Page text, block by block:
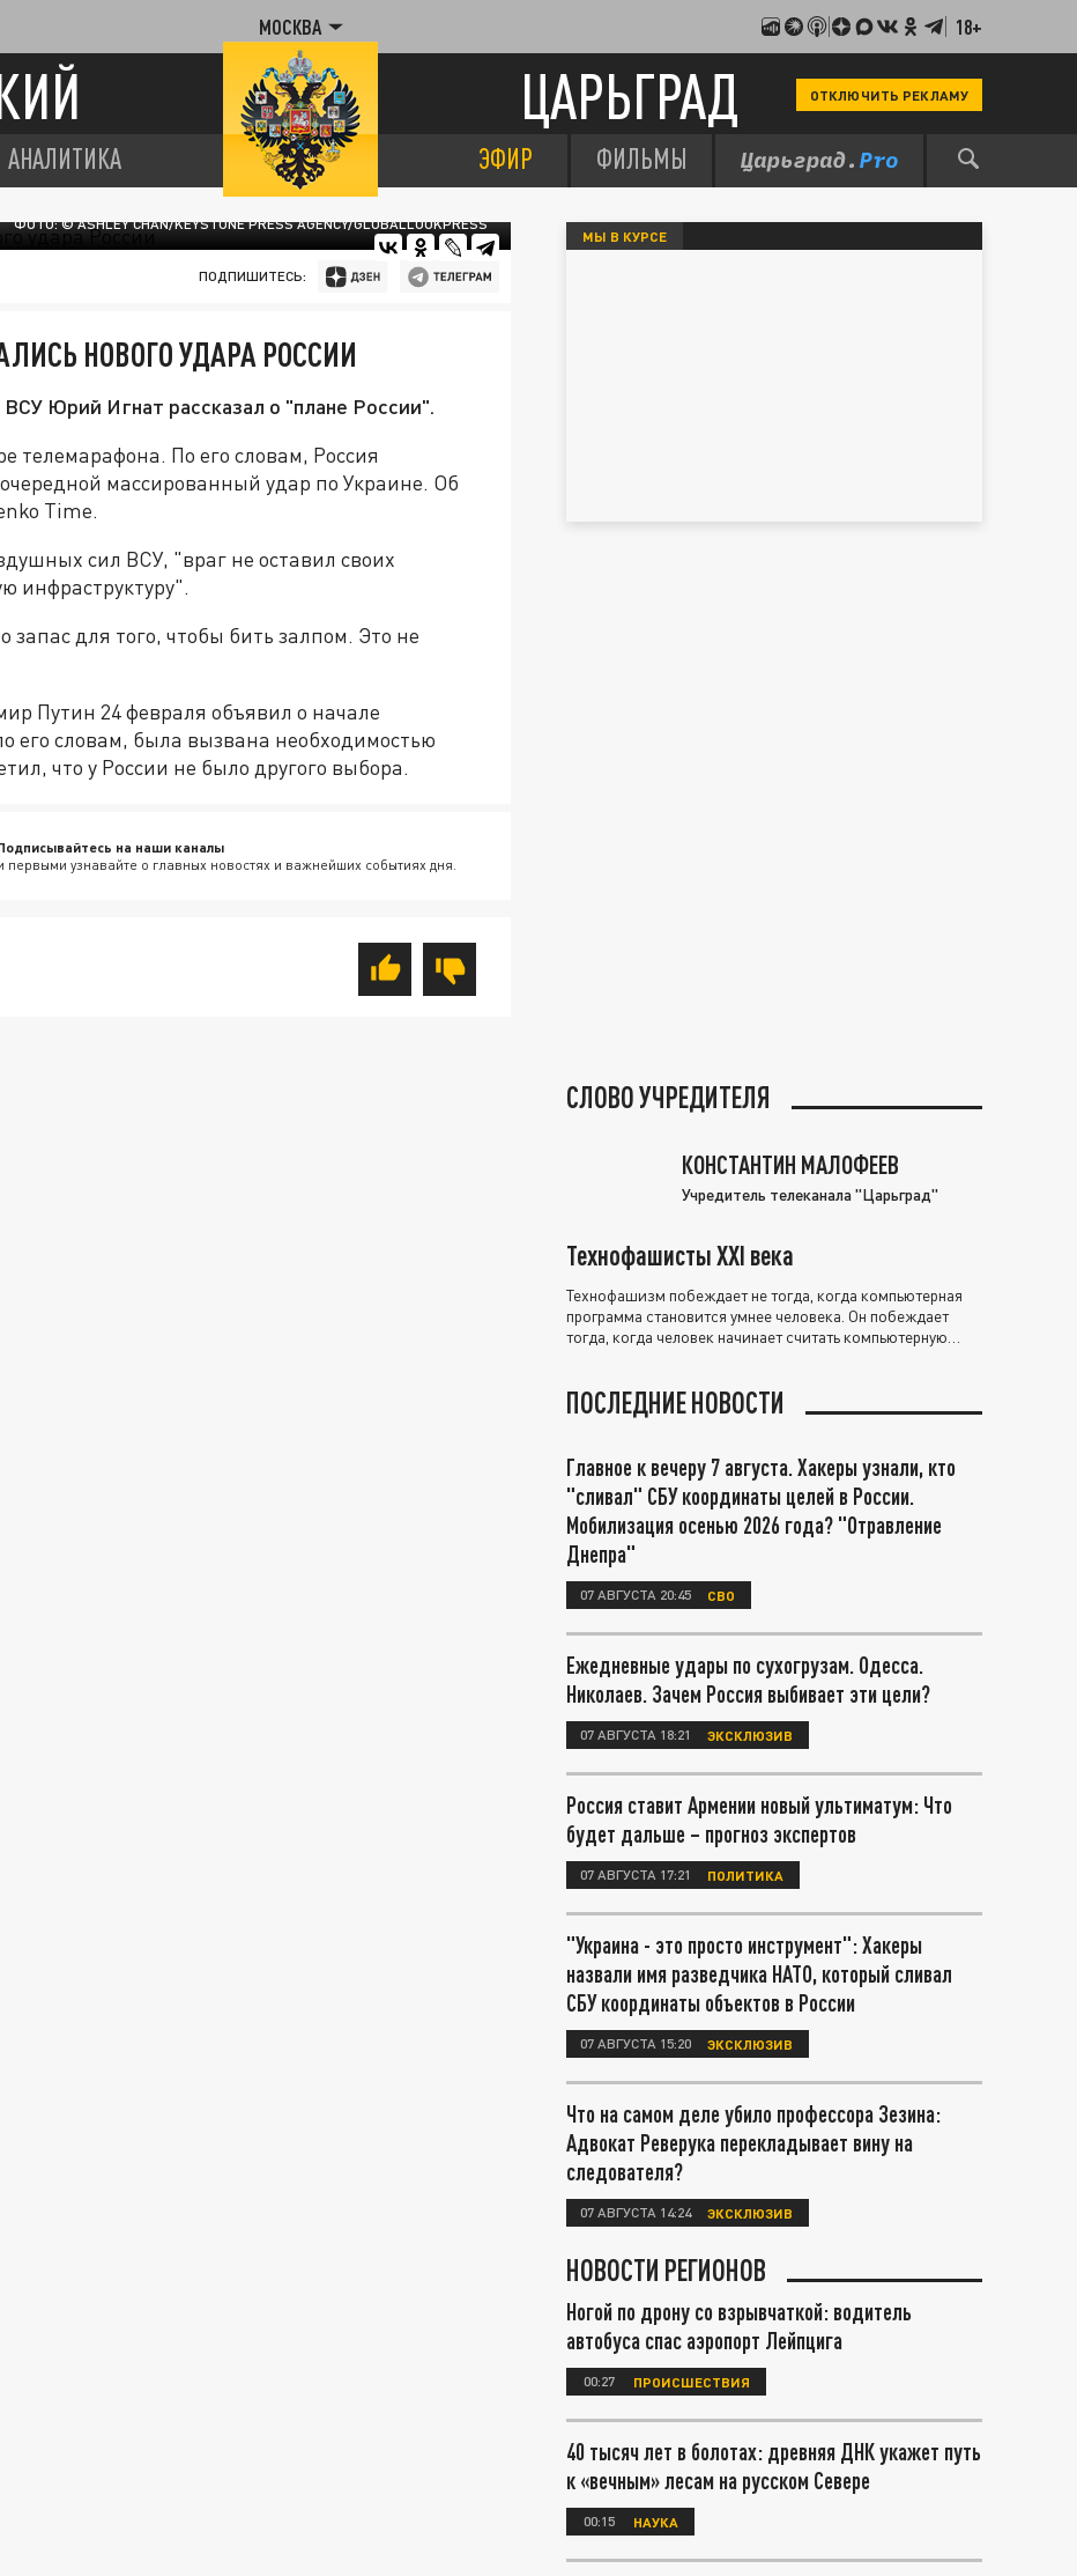
МОСКВА 18+
ЦАРЬГРАД ОТКЛЮЧИТЬ РЕКЛАМУ
АНАЛИТИКА ЭФИР ФИЛЬМЫ
ФОТО: © ASHLEY CHAN/KEYSTONE PRESS AGENCY/GLOBALLOOKPRESS
ПОДПИШИТЕСЬ:
НОВОГО УДАРА РОССИИ
Юрий Игнат рассказал о "плане России".
телемарафона. По его словам, Россия
массированный удар по Украине. Об
Time.
сил ВСУ, "враг не оставил своих
инфраструктуру".
для того, чтобы бить залпом. Это не
Путин 24 февраля объявил о начале
его словам, была вызвана необходимостью
что у России не было другого выбора.
на наши каналы
первыми узнавайте о главных новостях и важнейших событиях дня.
МЫ В КУРСЕ
СЛОВО УЧРЕДИТЕЛЯ
КОНСТАНТИН МАЛОФЕЕВ
Учредитель телеканала "Царьград"
Технофашисты XXI века
Технофашизм побеждает не тогда, когда компьютерная
программа становится умнее человека. Он побеждает
тогда, когда человек начинает считать компьютерную
ПОСЛЕДНИЕ НОВОСТИ
Главное к вечеру 7 августа. Хакеры узнали, кто
"сливал" СБУ координаты целей в России.
Мобилизация осенью 2026 года? "Отравление
Днепра"
07 АВГУСТА 20:45 СВО
Ежедневные удары по сухогрузам. Одесса.
Николаев. Зачем Россия выбивает эти цели?
07 АВГУСТА 18:21 ЭКСКЛЮЗИВ
Россия ставит Армении новый ультиматум: Что
будет дальше – прогноз экспертов
07 АВГУСТА 17:21 ПОЛИТИКА
"Украина - это просто инструмент": Хакеры
назвали имя разведчика НАТО, который сливал
СБУ координаты объектов в России
07 АВГУСТА 15:20 ЭКСКЛЮЗИВ
Что на самом деле убило профессора Зезина:
Адвокат Реверука перекладывает вину на
следователя?
07 АВГУСТА 14:24 ЭКСКЛЮЗИВ
НОВОСТИ РЕГИОНОВ
Ногой по дрону со взрывчаткой: водитель
автобуса спас аэропорт Лейпцига
00:27 ПРОИСШЕСТВИЯ
40 тысяч лет в болотах: древняя ДНК укажет путь
к «вечным» лесам на русском Севере
00:15 НАУКА